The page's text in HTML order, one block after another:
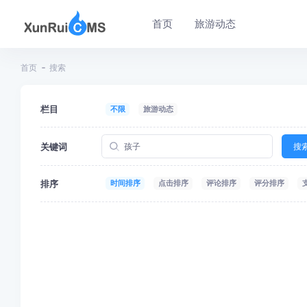
首页 旅游动态
首页 搜索
栏目 不限 旅游动态
关键词 搜
排序 时间排序 点击排序 评论排序 评分排序